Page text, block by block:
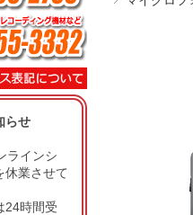
らせ
ラインシ
休業させて
24時間受